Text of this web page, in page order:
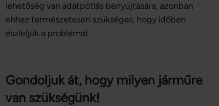
lehetőség van adatpótlás benyújtására, azonban
ehhez természetesen szükséges, hogy időben
észleljük a problémát.
Gondoljuk át, hogy milyen járműre
van szükségünk!